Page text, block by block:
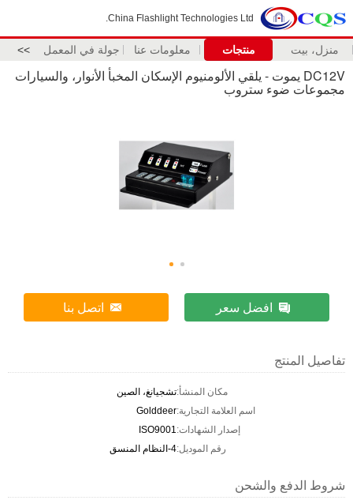
China Flashlight Technologies Ltd.
منزل، بيت منتجات معلومات عنا جولة في المعمل >>
DC12V يموت - يلقي الألومنيوم الإسكان المخبأ الأنوار، والسيارات
مجموعات ضوء ستروب
افضل سعر اتصل بنا
تفاصيل المنتج
مكان المنشأ:تشجيانغ، الصين
اسم العلامة التجارية:Golddeer
إصدار الشهادات:ISO9001
رقم الموديل:4-النظام المنسق
شروط الدفع والشحن